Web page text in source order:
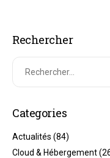
Rechercher
Categories
Actualités (84)
Cloud & Hébergement